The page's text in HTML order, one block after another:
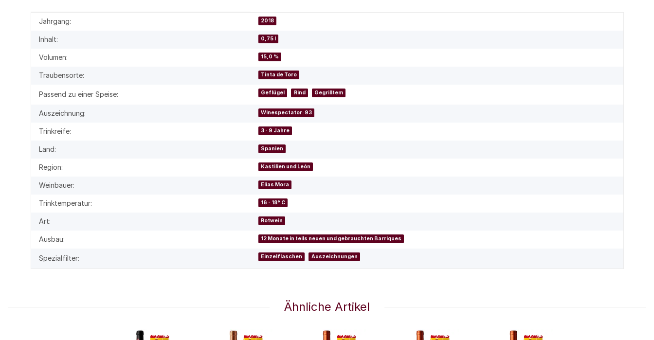
Produkteigenschaft
Wert
Jahrgang: 2018
Inhalt: 0,75 l
Volumen: 15,0 %
Traubensorte: Tinta de Toro
Passend zu einer Speise: Geflügel Rind Gegrilltem
Auszeichnung: Winespectator: 93
Trinkreife: 3 - 9 Jahre
Land: Spanien
Region: Kastilien und León
Weinbauer: Elias Mora
Trinktemperatur: 16 - 18° C
Art: Rotwein
Ausbau: 12 Monate in teils neuen und gebrauchten Barriques
Spezialfilter: Einzelflaschen Auszeichnungen
Ähnliche Artikel